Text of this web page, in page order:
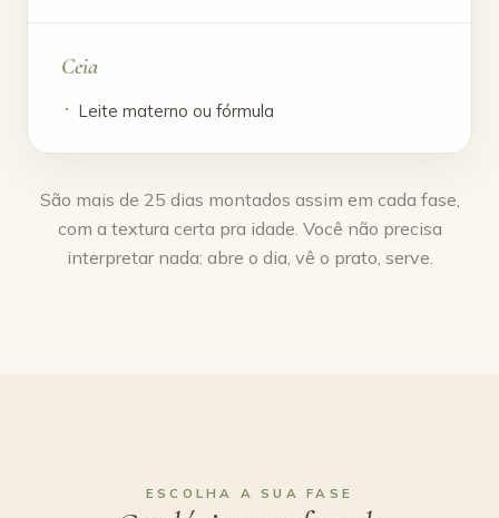
Ceia
Leite materno ou fórmula
São mais de 25 dias montados assim em cada fase,
com a textura certa pra idade. Você não precisa
interpretar nada: abre o dia, vê o prato, serve.
ESCOLHA A SUA FASE